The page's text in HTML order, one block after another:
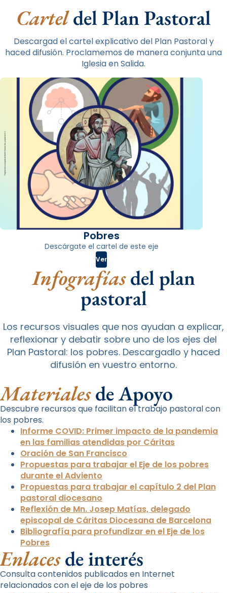
Carteldel Plan Pastoral
Descargad el cartel explicativo del Plan Pastoral y
haced difusión. Proclamemos de manera conjunta una
Iglesia en Salida.
Pobres
Descárgate el cartel de este eje
Ver
Infografíasdel plan
pastoral
Los recursos visuales que nos ayudan a explicar,
reflexionar y debatir sobre uno de los ejes del
Plan Pastoral: los pobres. Descargadlo y haced
difusión en vuestro entorno.
Materialesde Apoyo
Descubre recursos que facilitan el trabajo pastoral con
los pobres.
Informe COVID: Primer impacto de la pandemia
en las familias atendidas por Cáritas
Oración de San Francisco
Propuestas para trabajar el Eje de los pobres
durante el Adviento
Propuestas para trabajar el capítulo 2 del Plan
pastoral diocesano
Reflexión de Mn. Josep Matías, delegado
episcopal de Cáritas Diocesana de Barcelona
Bibliografía para profundizar en el Eje de los
Pobres
Enlacesde interés
Consulta contenidos publicados en Internet
relacionados con el eje de los pobres